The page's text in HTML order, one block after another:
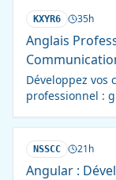
KXYR6 35h
Anglais
Développez vos
professionnel :
carrière !
NSSCC 21h
Angular :